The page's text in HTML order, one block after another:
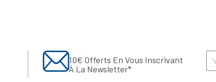
10€ Offerts En Vous Inscrivant
À La Newsletter*